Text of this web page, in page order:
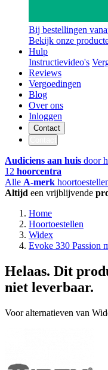
Bij bestellingen
Bekijk onze
Hulp
Instructievideo's
Reviews
Vergoedingen
Blog
Over ons
Inloggen
Contact
Audiciens aan huis door
12 hoorcentra
Alle A-merk
Altijd een vrijblijvende
Home
Hoortoestellen
Widex
Evoke 330 Passion
Helaas. Dit
niet leverbaar.
Voor alternatieven van